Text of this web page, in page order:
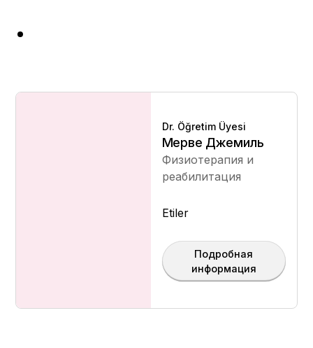
Dr. Öğretim Üyesi
Мерве Джемиль
Физиотерапия и
реабилитация
Etiler
Подробная
информация